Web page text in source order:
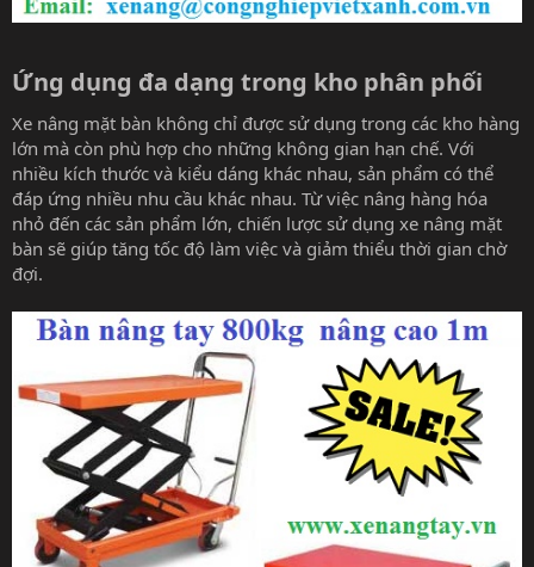
Ứng dụng đa dạng trong kho phân phối​
Xe nâng mặt bàn không chỉ được sử dụng trong các kho hàng
lớn mà còn phù hợp cho những không gian hạn chế. Với
nhiều kích thước và kiểu dáng khác nhau, sản phẩm có thể
đáp ứng nhiều nhu cầu khác nhau. Từ việc nâng hàng hóa
nhỏ đến các sản phẩm lớn, chiến lược sử dụng xe nâng mặt
bàn sẽ giúp tăng tốc độ làm việc và giảm thiểu thời gian chờ
đợi.